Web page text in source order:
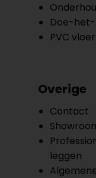
Doe-
PVC
Overige
Contact
leggen